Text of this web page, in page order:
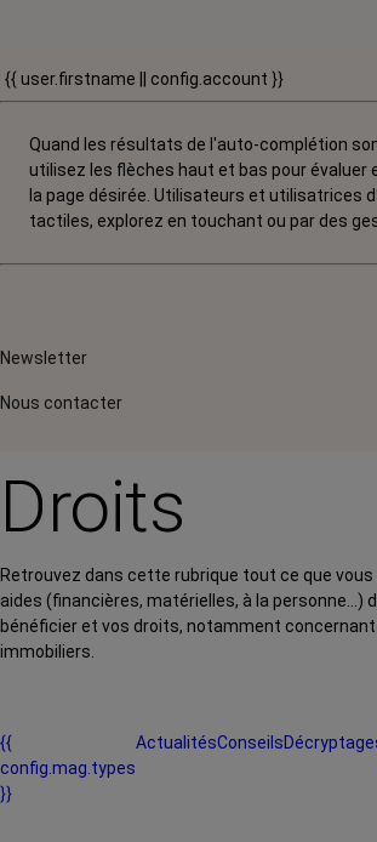
{{ user.firstname || config.account }}
Quand les résultats de l'auto-complétion
utilisez les flèches haut et bas pour évaluer
la page désirée. Utilisateurs et utilisatrices
tactiles, explorez en touchant ou par des
Newsletter
Nous contacter
Droits
Retrouvez dans cette rubrique tout ce que vous
aides (financières, matérielles, à la personne...)
bénéficier et vos droits, notamment
immobiliers.
{{
config.mag.types
}}
ActualitésConseils